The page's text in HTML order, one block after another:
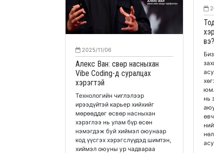
2025/11/06
Алекс Ван: Өсвөр насныхан
Vibe Coding-д суралцах
хэрэгтэй
Технологийн чиглэлээр
ирээдүйтэй карьер хийхийг
мөрөөддөг өсвөр насныхан
хэрэглээ нь улам бүр өсөн
нэмэгдэж буй хиймэл оюунаар
код үүсгэх хэрэгслүүдэд шимтэн,
хиймэл оюуны ур чадвараа
вэ?
юм.
нь